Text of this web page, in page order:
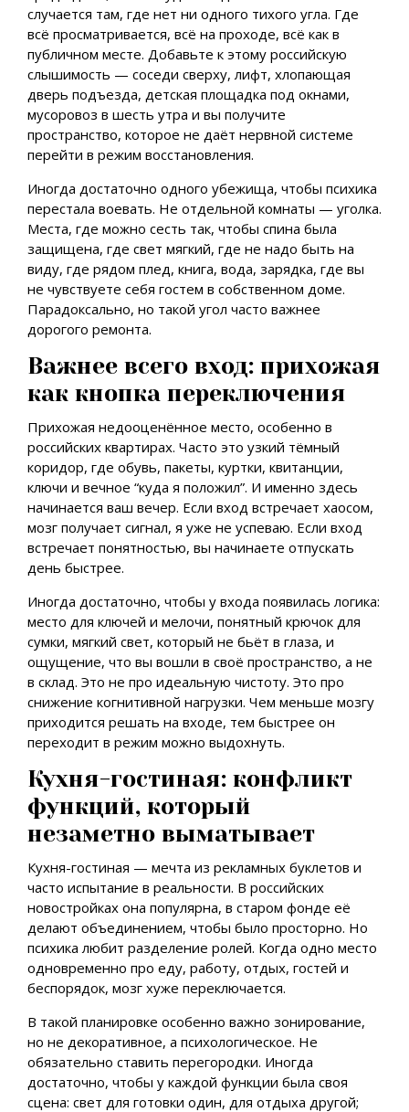
случается там, где нет ни одного тихого угла. Где
всё просматривается, всё на проходе, всё как в
публичном месте. Добавьте к этому российскую
слышимость — соседи сверху, лифт, хлопающая
дверь подъезда, детская площадка под окнами,
мусоровоз в шесть утра и вы получите
пространство, которое не даёт нервной системе
перейти в режим восстановления.
Иногда достаточно одного убежища, чтобы психика
перестала воевать. Не отдельной комнаты — уголка.
Места, где можно сесть так, чтобы спина была
защищена, где свет мягкий, где не надо быть на
виду, где рядом плед, книга, вода, зарядка, где вы
не чувствуете себя гостем в собственном доме.
Парадоксально, но такой угол часто важнее
дорогого ремонта.
Важнее всего вход: прихожая
как кнопка переключения
Прихожая недооценённое место, особенно в
российских квартирах. Часто это узкий тёмный
коридор, где обувь, пакеты, куртки, квитанции,
ключи и вечное “куда я положил”. И именно здесь
начинается ваш вечер. Если вход встречает хаосом,
мозг получает сигнал, я уже не успеваю. Если вход
встречает понятностью, вы начинаете отпускать
день быстрее.
Иногда достаточно, чтобы у входа появилась логика:
место для ключей и мелочи, понятный крючок для
сумки, мягкий свет, который не бьёт в глаза, и
ощущение, что вы вошли в своё пространство, а не
в склад. Это не про идеальную чистоту. Это про
снижение когнитивной нагрузки. Чем меньше мозгу
приходится решать на входе, тем быстрее он
переходит в режим можно выдохнуть.
Кухня-гостиная: конфликт
функций, который
незаметно выматывает
Кухня-гостиная — мечта из рекламных буклетов и
часто испытание в реальности. В российских
новостройках она популярна, в старом фонде её
делают объединением, чтобы было просторно. Но
психика любит разделение ролей. Когда одно место
одновременно про еду, работу, отдых, гостей и
беспорядок, мозг хуже переключается.
В такой планировке особенно важно зонирование,
но не декоративное, а психологическое. Не
обязательно ставить перегородки. Иногда
достаточно, чтобы у каждой функции была своя
сцена: свет для готовки один, для отдыха другой;